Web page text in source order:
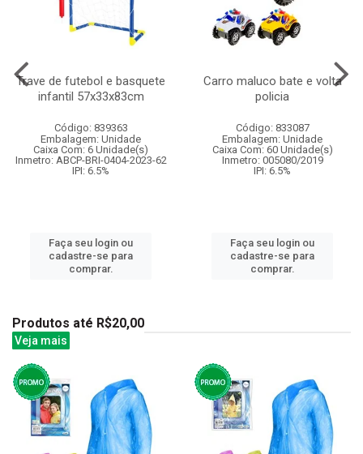
Trave de futebol e basquete
infantil 57x33x83cm
Código: 839363
Embalagem: Unidade
Caixa Com: 6 Unidade(s)
Inmetro: ABCP-BRI-0404-2023-62
IPI: 6.5%
Faça seu login ou
cadastre-se para
comprar.
Carro maluco bate e volta
policia
Código: 833087
Embalagem: Unidade
Caixa Com: 60 Unidade(s)
Inmetro: 005080/2019
IPI: 6.5%
Faça seu login ou
cadastre-se para
comprar.
Produtos até R$20,00
Veja mais